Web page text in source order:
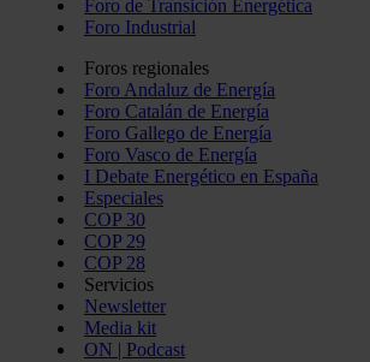
Foro de Transición Energética
Foro Industrial
Foros regionales
Foro Andaluz de Energía
Foro Catalán de Energía
Foro Gallego de Energía
Foro Vasco de Energía
I Debate Energético en España
Especiales
COP 30
COP 29
COP 28
Servicios
Newsletter
Media kit
ON | Podcast